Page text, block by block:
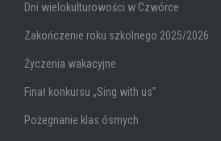
Dni wielokulturowości w Czwórce
Zakończenie roku szkolnego 2025/2026
Życzenia wakacyjne
Finał konkursu „Sing with us”
Pożegnanie klas ósmych